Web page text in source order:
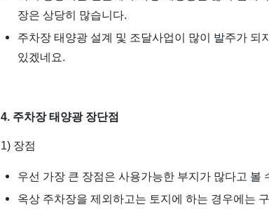
장은 상당히 많습니다.
주차장 태양광 설계 및 조달사업이 많이 발주가 되
있겠네요.
4. 주차장 태양광 장단점
1) 장점
우선 가장 큰 장점은 사용가능한 부지가 많다고 볼
옥상 주차장을 제외하고는 토지에 하는 경우에는